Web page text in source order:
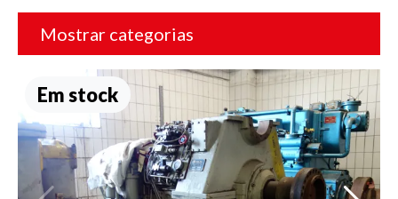
Mostrar categorias
Em stock